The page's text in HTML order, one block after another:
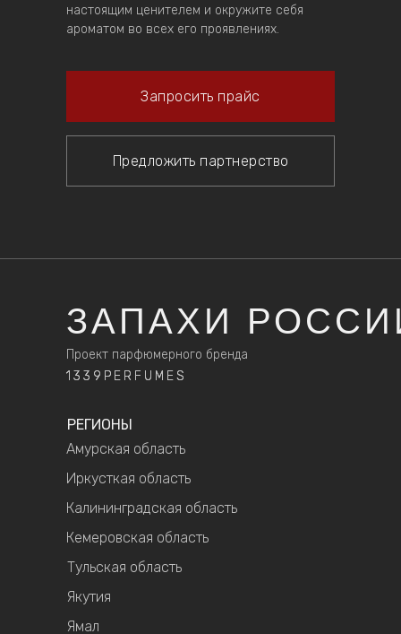
настоящим ценителем и окружите себя
ароматом во всех его проявлениях.
Предложить партнерство
Запросить прайс
ЗАПАХИ
Проект парфюмерного бренда
1339PERFUMES
1339PERFUMES
РЕГИОНЫ
Якутия
Кемеровская область
Тульская область
Ямал
Калининградская область
Иркусткая область
Амурская область